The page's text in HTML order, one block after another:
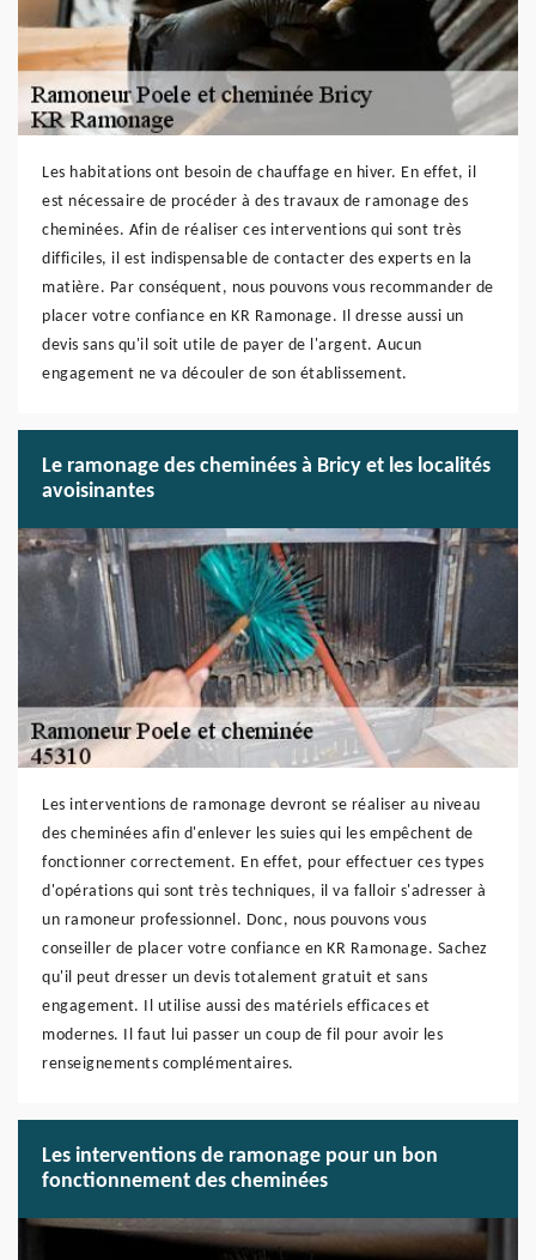
Les habitations ont besoin de chauffage en hiver. En effet, il
est nécessaire de procéder à des travaux de ramonage des
cheminées. Afin de réaliser ces interventions qui sont très
difficiles, il est indispensable de contacter des experts en la
matière. Par conséquent, nous pouvons vous recommander de
placer votre confiance en KR Ramonage. Il dresse aussi un
devis sans qu'il soit utile de payer de l'argent. Aucun
engagement ne va découler de son établissement.
Le ramonage des cheminées à Bricy et les localités
avoisinantes
Les interventions de ramonage devront se réaliser au niveau
des cheminées afin d'enlever les suies qui les empêchent de
fonctionner correctement. En effet, pour effectuer ces types
d'opérations qui sont très techniques, il va falloir s'adresser à
un ramoneur professionnel. Donc, nous pouvons vous
conseiller de placer votre confiance en KR Ramonage. Sachez
qu'il peut dresser un devis totalement gratuit et sans
engagement. Il utilise aussi des matériels efficaces et
modernes. Il faut lui passer un coup de fil pour avoir les
renseignements complémentaires.
Les interventions de ramonage pour un bon
fonctionnement des cheminées